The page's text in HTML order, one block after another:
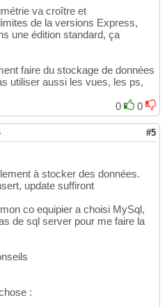
va croître et
de la versions Express,
une édition standard, ça
faire du stockage de données
utiliser aussi les vues, les ps,
0
0
#5
à stocker des données.
update suffiront
co equipier a choisi MySql,
de sql server pour me faire la
: